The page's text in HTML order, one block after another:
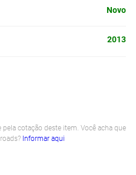
Novo
2013
cotação deste item. Você acha que
Informar aqui